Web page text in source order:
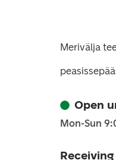
Merivälja
Open
Mon-Sun